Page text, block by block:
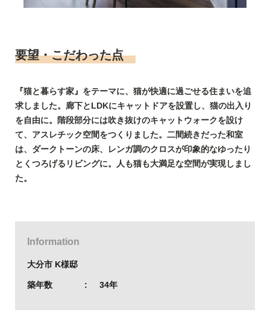
要望・こだわった点
『猫と暮らす家』をテーマに、猫が快適に過ごせる住まいを追
求しました。廊下とLDKにキャットドアを設置し、猫の出入り
を自由に。階段部分には吹き抜けのキャットウォークを設け
て、アスレチック空間をつくりました。二間続きだった和室
は、ダークトーンの床、レンガ調のクロスが印象的なゆったり
とくつろげるリビングに。人も猫も大満足な空間が実現しまし
た。
Information
大分市 K様邸
築年数 34年